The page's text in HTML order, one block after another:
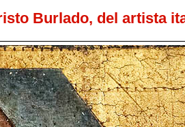
Burlado, del artista